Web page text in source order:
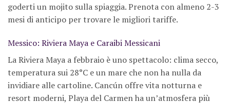
goderti un mojito sulla spiaggia. Prenota con almeno 2-3
mesi di anticipo per trovare le migliori tariffe.
Messico: Riviera Maya e Caraibi Messicani
La Riviera Maya a febbraio è uno spettacolo: clima secco,
temperatura sui 28°C e un mare che non ha nulla da
invidiare alle cartoline. Cancún offre vita notturna e
resort moderni, Playa del Carmen ha un’atmosfera più